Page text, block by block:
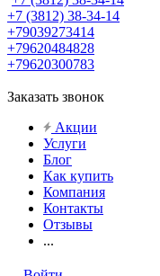
+7 (3812) 38-34-14
+79039273414
+79620484828
+79620300783
Заказать звонок
Акции
Услуги
Блог
Как купить
Компания
Контакты
Отзывы
...